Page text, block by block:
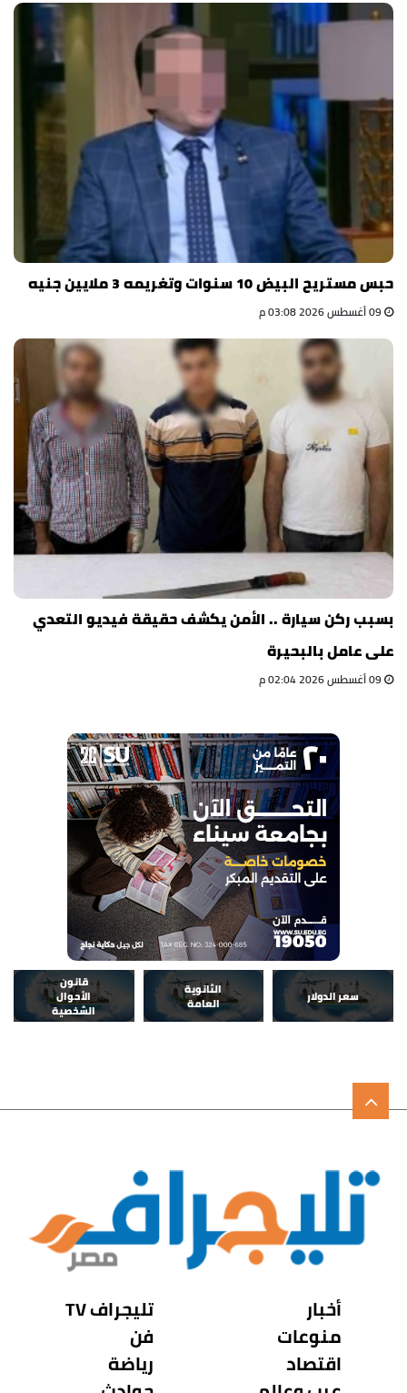
حبس مستريح البيض 10 سنوات وتغريمه 3 ملايين جنيه
بسبب ركن سيارة .. الأمن يكشف حقيقة فيديو التعدي
على عامل بالبحيرة
سعر الدولار
الثانوية
العامة
قانون
الأحوال
الشخصية
أخبار
منوعات
اقتصاد
تليجراف TV
فن
رياضة